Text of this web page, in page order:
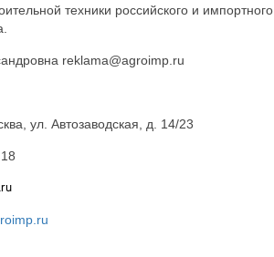
техники российского и импортного
reklama@agroimp.ru
ул. Автозаводская, д. 14/23